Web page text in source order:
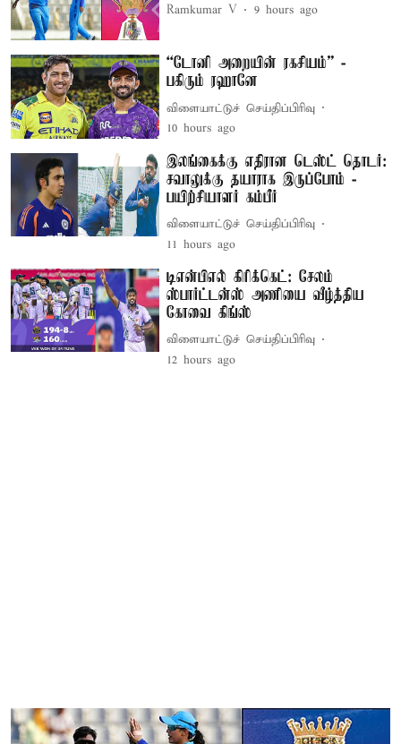
Ramkumar V 9 hours ago
“டோனி அறையின் ரகசியம்” -
பகிரும் ரஹானே
விளையாட்டுச் செய்திப்பிரிவு
10 hours ago
இலங்கைக்கு எதிரான டெஸ்ட் தொடர்:
சவாலுக்கு தயாராக இருப்போம் -
பயிற்சியாளர் கம்பீர்
விளையாட்டுச் செய்திப்பிரிவு
11 hours ago
டிஎன்பிஎல் கிரிக்கெட்: சேலம்
ஸ்பார்ட்டன்ஸ் அணியை வீழ்த்திய
கோவை கிங்ஸ்
விளையாட்டுச் செய்திப்பிரிவு
12 hours ago